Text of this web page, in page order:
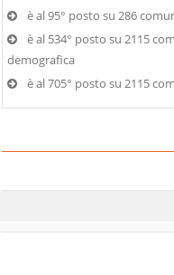
è al 95° posto su 286
è al 534° posto su 2115
demografica
è al 705° posto su 2115